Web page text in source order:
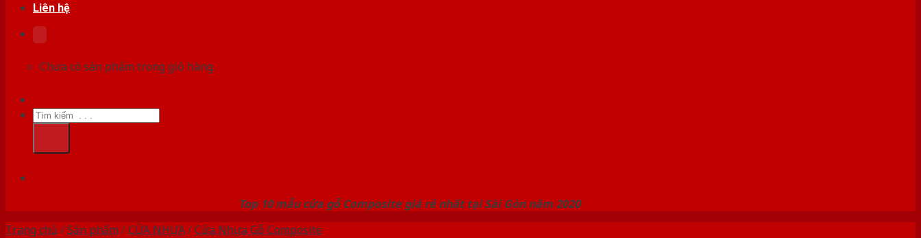
Liên hệ
Chưa có sản phẩm trong giỏ hàng.
Tìm
kiếm:
Top 10 mẫu cửa gỗ Composite giá rẻ nhất tại Sài Gòn năm 2020
Trang chủ /Sản phẩm /CỬA NHỰA/Cửa Nhựa Gỗ Composite